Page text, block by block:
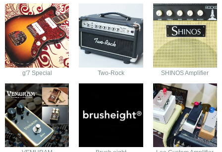
g'7 Special Two-Rock SHINOS Amplifier